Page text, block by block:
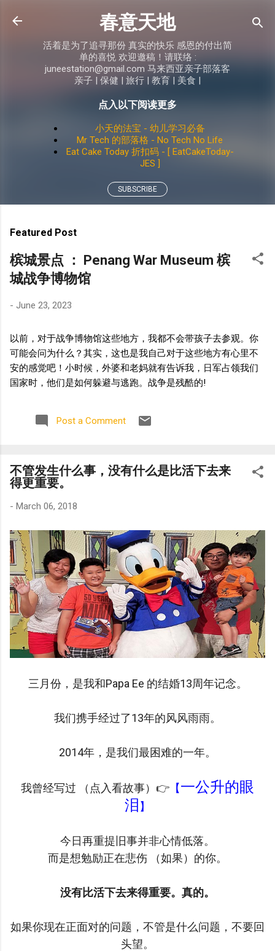
Skip to main content
春意天地
活着是为了追寻那份 真实的快乐 感恩的付出简
单的喜悦 欢迎邀稿！请联络 :
juneestation@gmail.com 马来西亚亲子部落客
亲子 | 保健 | 旅行 | 教育 | 美食 |
点入以下阅读更多
小天的法宝 - 幼儿学习必备
Mr Tech 的部落格 - No Tech No Life
Eat Cake Today 折扣码 - [ EatCakeToday-
JES ]
SUBSCRIBE
Featured Post
槟城景点 ： Penang War Museum 槟
城战争博物馆
- June 23, 2023
以前，对于战争博物馆这些地方，我都不会带孩子去参观。你
可能会问为什么？其实，这也是我自己对于这些地方有心里不
安的感觉吧！小时候，外婆和老妈就有告诉我，日军占领我们
国家时，他们是如何躲避与逃跑。战争是残酷的!
Post a Comment
不管发生什么事，没有什么是比活下去来
得更重要。
- March 06, 2018
三月份，是我和Papa Ee 的结婚13周年记念。
我们携手经过了13年的风风雨雨。
2014年，是我们最困难的一年。
我曾经写过 （点入看故事） 👉 【一公升的眼
泪 】
今日再重提旧事并非心情低落。
而是想勉励正在悲伤 （如果）的你。
没有比活下去来得重要。真的。
如果你现在正面对的问题，不管是什么问题，不要回
头望。